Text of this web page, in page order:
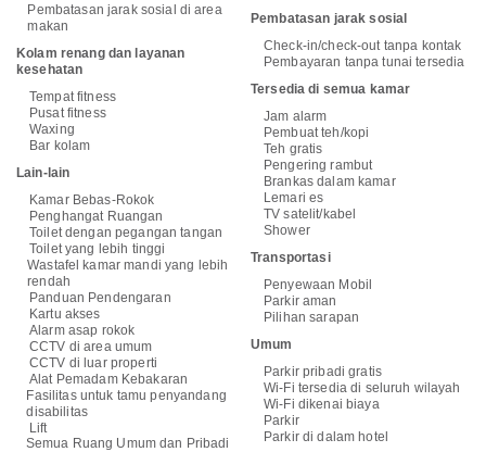
Pembatasan jarak sosial di area
makan
Kolam renang dan layanan
kesehatan
Tempat fitness
Pusat fitness
Waxing
Bar kolam
Lain-lain
Kamar Bebas-Rokok
Penghangat Ruangan
Toilet dengan pegangan tangan
Toilet yang lebih tinggi
Wastafel kamar mandi yang lebih
rendah
Panduan Pendengaran
Kartu akses
Alarm asap rokok
CCTV di area umum
CCTV di luar properti
Alat Pemadam Kebakaran
Fasilitas untuk tamu penyandang
disabilitas
Lift
Semua Ruang Umum dan Pribadi
Pembatasan jarak sosial
Check-in/check-out tanpa kontak
Pembayaran tanpa tunai tersedia
Tersedia di semua kamar
Jam alarm
Pembuat teh/kopi
Teh gratis
Pengering rambut
Brankas dalam kamar
Lemari es
TV satelit/kabel
Shower
Transportasi
Penyewaan Mobil
Parkir aman
Pilihan sarapan
Umum
Parkir pribadi gratis
Wi-Fi tersedia di seluruh wilayah
Wi-Fi dikenai biaya
Parkir
Parkir di dalam hotel